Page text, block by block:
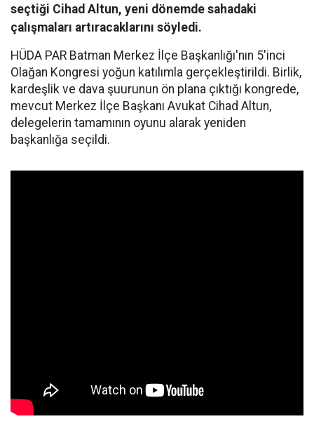
seçtiği Cihad Altun, yeni dönemde sahadaki
çalışmaları artıracaklarını söyledi.
HÜDA PAR Batman Merkez İlçe Başkanlığı'nın 5'inci
Olağan Kongresi yoğun katılımla gerçekleştirildi. Birlik,
kardeşlik ve dava şuurunun ön plana çıktığı kongrede,
mevcut Merkez İlçe Başkanı Avukat Cihad Altun,
delegelerin tamamının oyunu alarak yeniden
başkanlığa seçildi.